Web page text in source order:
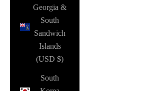
Georgia &
South
Sandwich
Islands
(USD $)
South